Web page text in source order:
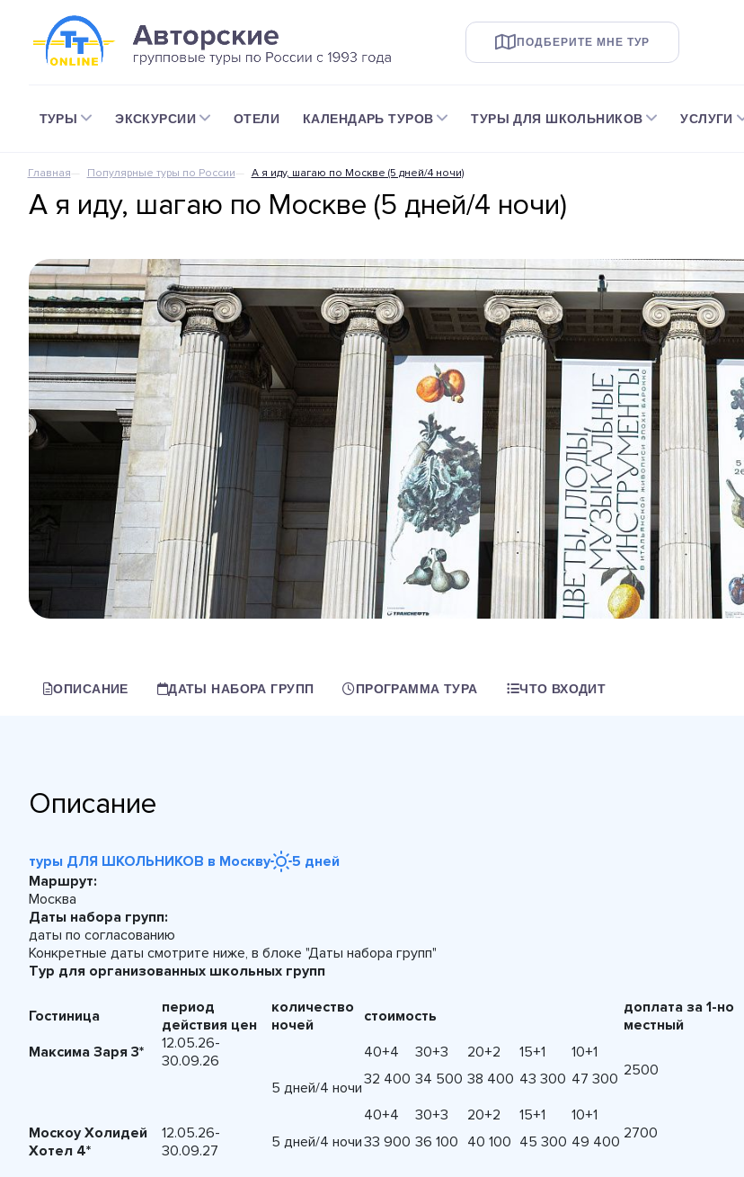
ПОДБЕРИТЕ МНЕ ТУР
ТУРЫ ЭКСКУРСИИ ОТЕЛИ КАЛЕНДАРЬ ТУРОВ ТУРЫ ДЛЯ ШКОЛЬНИКОВ УСЛУГИ
Главная Популярные туры по России А я иду, шагаю по Москве (5 дней/4 ночи)
А я иду, шагаю по Москве (5 дней/4 ночи)
ОПИСАНИЕ ДАТЫ НАБОРА ГРУПП ПРОГРАММА ТУРА ЧТО ВХОДИТ
Описание
туры ДЛЯ ШКОЛЬНИКОВ в Москву
5 дней
Маршрут:
Москва
Даты набора групп:
даты по согласованию
Конкретные даты смотрите ниже, в блоке "Даты набора групп"
Тур для организованных школьных групп
Гостиница
период
действия цен
количество
ночей
стоимость
доплата за 1-но
местный
Максима Заря 3*
12.05.26-
30.09.26
40+4 30+3 20+2 15+1
10+1
2500
5 дней/4 ночи32 400 34 500 38 400 43 300 47 300
40+4
30+3 20+2 15+1
10+1
2700
Москоу Холидей
Хотел 4*
12.05.26-
30.09.27
5 дней/4 ночи33 900 36 100 40 100 45 300 49 400